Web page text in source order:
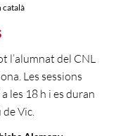
català
l’alumnat del CNL
Les sessions
les 18 h i es duran
Vic.